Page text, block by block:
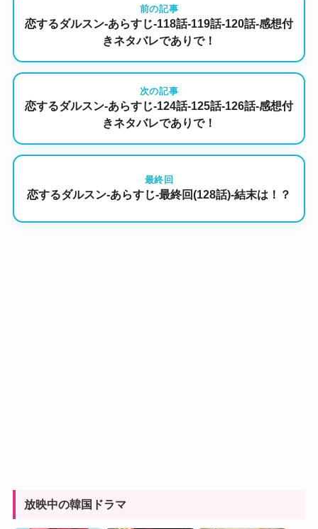
前の記事
恋するダルスン-あらすじ-118話-119話-120話-感想付
きネタバレでありで！
次の記事
恋するダルスン-あらすじ-124話-125話-126話-感想付
きネタバレでありで！
最終回
恋するダルスン-あらすじ-最終回(128話)-結末は！？
放映中の韓国ドラマ